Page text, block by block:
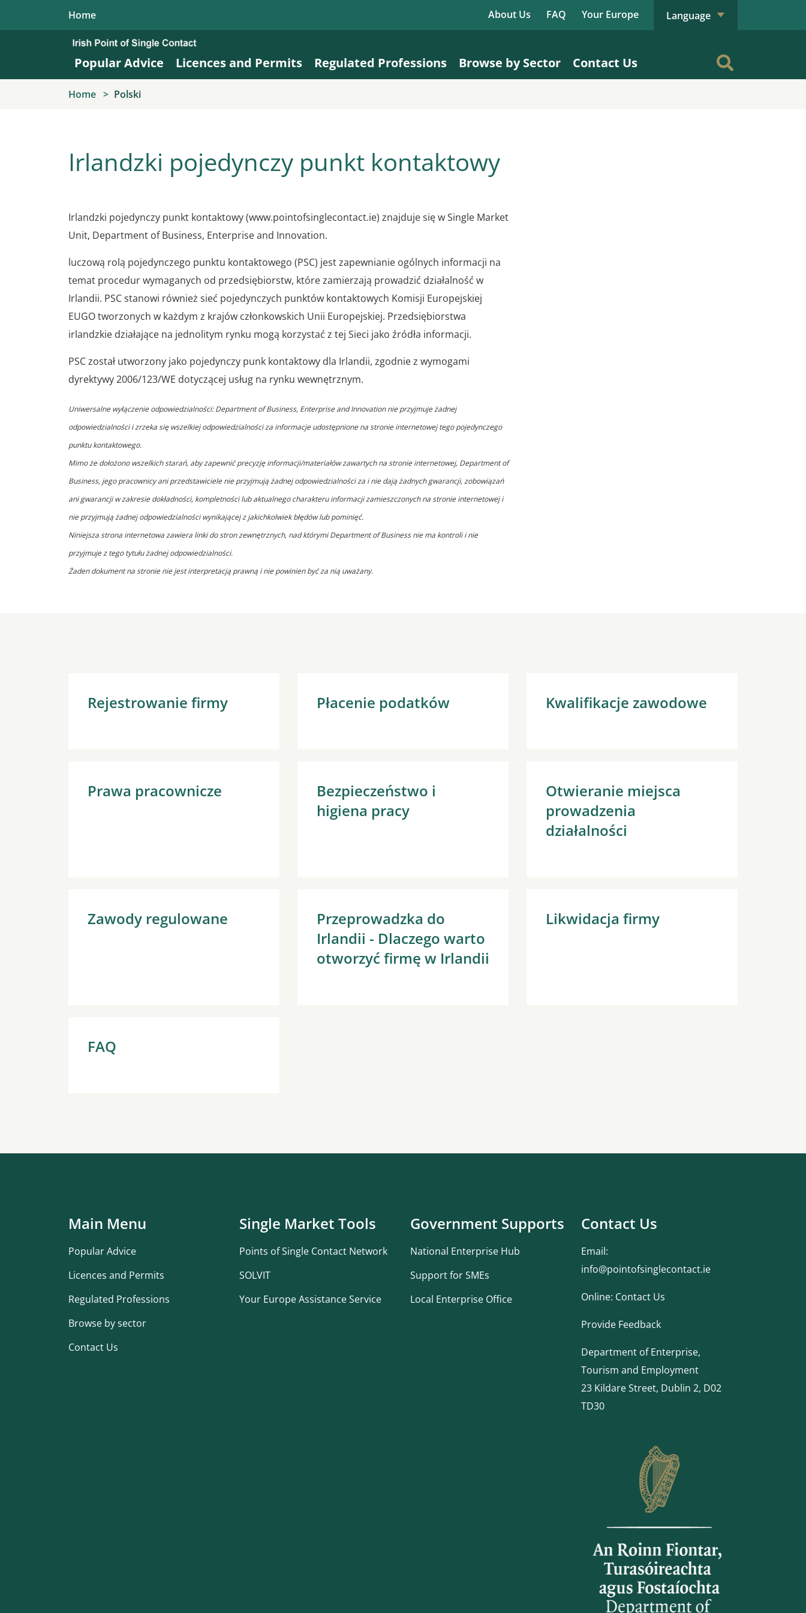
Home About Us FAQ Your Europe Language
Popular Advice Licences and Permits Regulated Professions Browse by Sector Contact Us
Home Polski
Irlandzki pojedynczy punkt kontaktowy
Irlandzki pojedynczy punkt kontaktowy (www.pointofsinglecontact.ie) znajduje się w Single Market
Unit, Department of Business, Enterprise and Innovation.
luczową rolą pojedynczego punktu kontaktowego (PSC) jest zapewnianie ogólnych informacji na
temat procedur wymaganych od przedsiębiorstw, które zamierzają prowadzić działalność w
Irlandii. PSC stanowi również sieć pojedynczych punktów kontaktowych Komisji Europejskiej
EUGO tworzonych w każdym z krajów członkowskich Unii Europejskiej. Przedsiębiorstwa
irlandzkie działające na jednolitym rynku mogą korzystać z tej Sieci jako źródła informacji.
PSC został utworzony jako pojedynczy punk kontaktowy dla Irlandii, zgodnie z wymogami
dyrektywy 2006/123/WE dotyczącej usług na rynku wewnętrznym.
Uniwersalne wyłączenie odpowiedzialności: Department of Business, Enterprise and Innovation nie przyjmuje żadnej
odpowiedzialności i zrzeka się wszelkiej odpowiedzialności za informacje udostępnione na stronie internetowej tego pojedynczego
punktu kontaktowego.
Mimo że dołożono wszelkich starań, aby zapewnić precyzję informacji/materiałów zawartych na stronie internetowej, Department of
Business, jego pracownicy ani przedstawiciele nie przyjmują żadnej odpowiedzialności za i nie dają żadnych gwarancji, zobowiązań
ani gwarancji w zakresie dokładności, kompletności lub aktualnego charakteru informacji zamieszczonych na stronie internetowej i
nie przyjmują żadnej odpowiedzialności wynikającej z jakichkolwiek błędów lub pominięć.
Niniejsza strona internetowa zawiera linki do stron zewnętrznych, nad którymi Department of Business nie ma kontroli i nie
przyjmuje z tego tytułu żadnej odpowiedzialności.
Żaden dokument na stronie nie jest interpretacją prawną i nie powinien być za nią uważany.
Rejestrowanie firmy Płacenie podatków Kwalifikacje zawodowe
Prawa pracownicze
Bezpieczeństwo i
higiena pracy
Otwieranie miejsca
prowadzenia
działalności
Zawody regulowane
Przeprowadzka do
Irlandii - Dlaczego warto
otworzyć firmę w Irlandii
Likwidacja firmy
FAQ
Main Menu
Popular Advice
Licences and Permits
Regulated Professions
Browse by sector
Contact Us
Single Market Tools
Points of Single Contact Network
SOLVIT
Your Europe Assistance Service
Government Supports
National Enterprise Hub
Support for SMEs
Local Enterprise Office
Contact Us
Email:
info@pointofsinglecontact.ie
Online: Contact Us
Provide Feedback
Department of Enterprise,
Tourism and Employment
23 Kildare Street, Dublin 2, D02
TD30